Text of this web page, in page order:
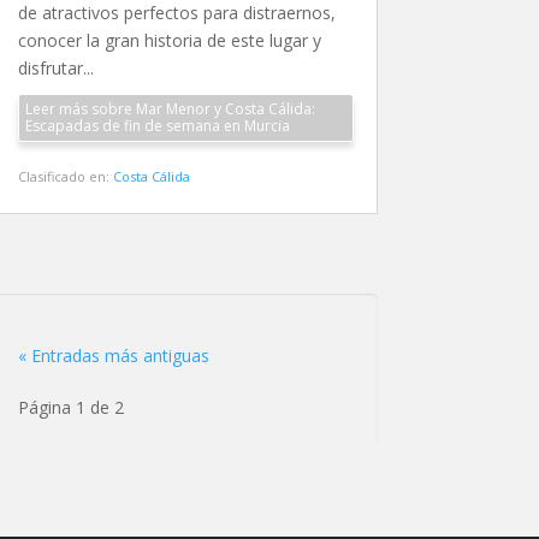
de atractivos perfectos para distraernos,
conocer la gran historia de este lugar y
disfrutar...
Leer más sobre Mar Menor y Costa Cálida:
Escapadas de fin de semana en Murcia
Clasificado en: Costa Cálida
« Entradas más antiguas
Página 1 de 2